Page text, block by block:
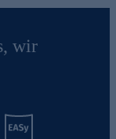
wir